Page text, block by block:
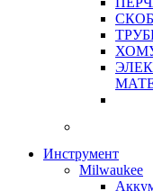
Инструмент
Milwaukee